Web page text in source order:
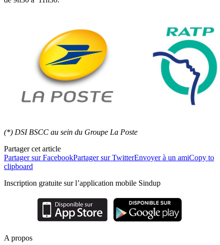
(*) DSI BSCC au sein du Groupe La Poste
Partager cet article
Partager sur FacebookPartager sur TwitterEnvoyer à un amiCopy to
clipboard
Inscription gratuite sur l’application mobile Sindup
A propos